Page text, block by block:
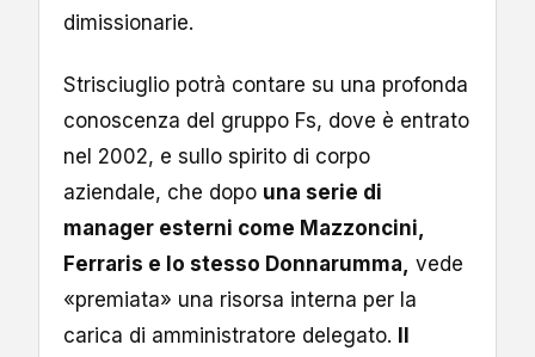
dimissionarie.
Strisciuglio potrà contare su una profonda
conoscenza del gruppo Fs, dove è entrato
nel 2002, e sullo spirito di corpo
aziendale, che dopo una serie di
manager esterni come Mazzoncini,
Ferraris e lo stesso Donnarumma, vede
«premiata» una risorsa interna per la
carica di amministratore delegato. Il